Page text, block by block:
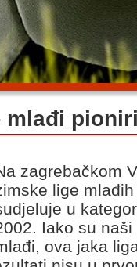
mlađi
zagrebačkom
lige
u
Iako su
ova jaka